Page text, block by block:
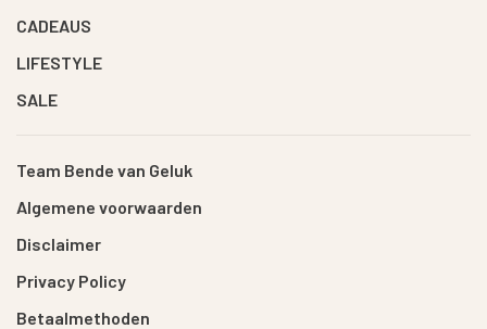
CADEAUS
LIFESTYLE
SALE
Team Bende van Geluk
Algemene voorwaarden
Disclaimer
Privacy Policy
Betaalmethoden